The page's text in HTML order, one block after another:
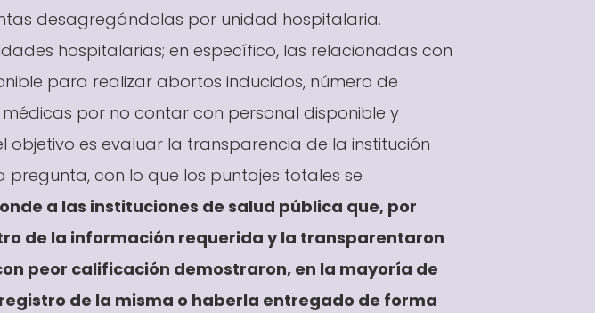
desagregándolas por unidad hospitalaria.
hospitalarias; en específico, las relacionadas con
para realizar abortos inducidos, número de
por no contar con personal disponible y
es evaluar la transparencia de la institución
con lo que los puntajes totales se
a las instituciones de salud pública que, por
de la información requerida y la transparentaron
peor calificación demostraron, en la mayoría de
de la misma o haberla entregado de forma